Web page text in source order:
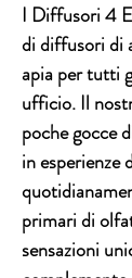
I Diffusori 4
di diffusori di
apiaper tutti
ufficio. Il
poche gocce
in esperienze
primari di
sensazioni